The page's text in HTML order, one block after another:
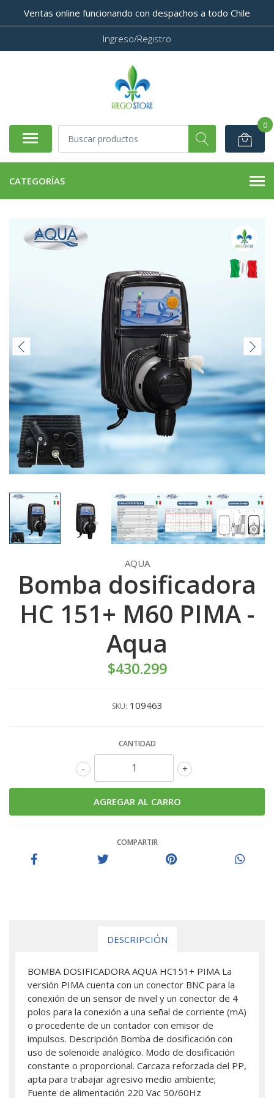
Ventas online funcionando con despachos a todo Chile
Ingreso/Registro
0
CATEGORÍAS
AQUA
Bomba dosificadora
HC 151+ M60 PIMA -
Aqua
$430.299
SKU: 109463
CANTIDAD
+
-
COMPARTIR
DESCRIPCIÓN
BOMBA DOSIFICADORA AQUA HC151+ PIMA La
versión PIMA cuenta con un conector BNC para la
conexión de un sensor de nivel y un conector de 4
polos para la conexión a una señal de corriente (mA)
o procedente de un contador con emisor de
impulsos. Descripción Bomba de dosificación con
uso de solenoide analógico. Modo de dosificación
constante o proporcional. Carcaza reforzada del PP,
apta para trabajar agresivo medio ambiente;
Fuente de alimentación 220 Vac 50/60Hz